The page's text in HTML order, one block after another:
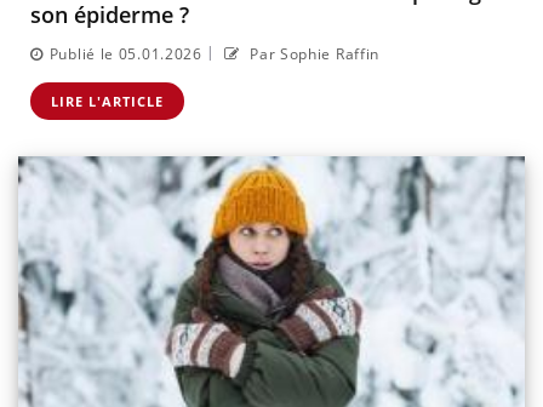
son épiderme ?
Publié le 05.01.2026 | Par Sophie Raffin
LIRE L'ARTICLE